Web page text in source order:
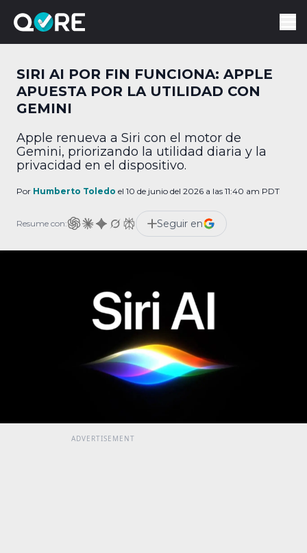
SIRI AI POR FIN FUNCIONA: APPLE
APUESTA POR LA UTILIDAD CON
GEMINI
Apple renueva a Siri con el motor de
Gemini, priorizando la utilidad diaria y la
privacidad en el dispositivo.
Por Humberto Toledo el 10 de junio del 2026 a las 11:40 am PDT
Resume con: Seguir en